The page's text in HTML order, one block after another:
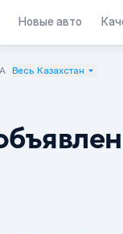
Новые авто
Весь Казахстан